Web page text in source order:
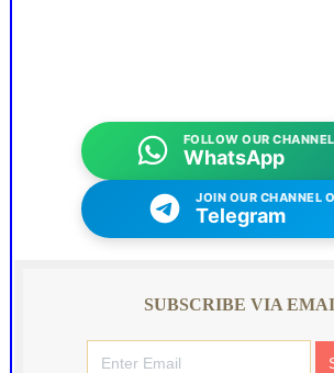
FOLLOW OUR
WhatsApp
JOIN OUR CHANNEL
Telegram
SUBSCRIBE VIA